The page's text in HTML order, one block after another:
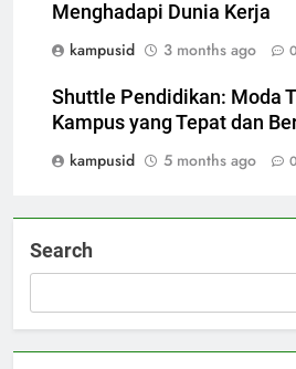
Menghadapi Dunia Kerja
kampusid
3 months ago 0
Shuttle Pendidikan: Moda
Kampus yang Tepat dan
kampusid
5 months ago 0
Search